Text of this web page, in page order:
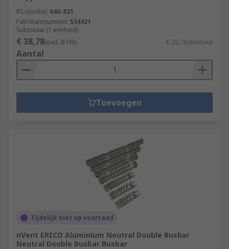
RS-stocknr. 646-831
Fabrikantnummer 534421
Subtotaal (1 eenheid)
€ 38,78(excl. BTW) € 38,78/eenheid
Aantal
Toevoegen
Tijdelijk niet op voorraad
nVent ERICO Aluminium Neutral Double Busbar
Neutral Double Busbar Busbar